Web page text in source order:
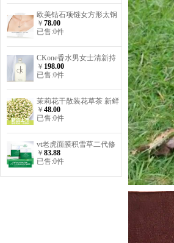
欧美钻石项链女方形太钢
几何气质欧美简约小众设
计感吊坠饰品首
￥ 78.00
已售:0件
CKone香水男女士清新持
久淡香炫金be限量版all中
性香水
￥ 198.00
已售:0件
茉莉花干散装花草茶 新鲜
头花茉莉花茶叶
￥ 48.00
已售:0件
vt老虎面膜积雪草二代修
护面膜女补水保湿舒缓修
护6片
￥ 83.88
已售:0件